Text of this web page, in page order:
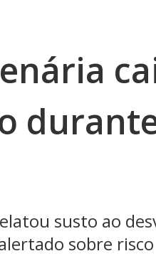
susto ao
sobre risco